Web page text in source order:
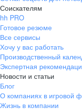
Соискателям
hh PRO
Готовое резюме
Все сервисы
Хочу у вас работать
Производственный
Экспертная
Новости и статьи
Блог
О компаниях в игровой
Жизнь в компании